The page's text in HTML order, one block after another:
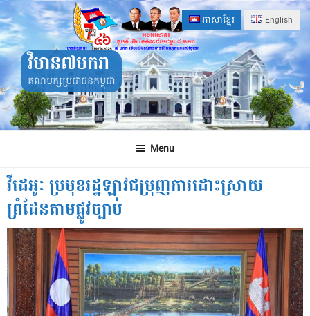
Skip
to
content
ភាសាខ្មែរ English
វិមាន៧មករា
គណបក្សប្រជាជនកម្ពុជា
Menu
វីដេអូៈ ប្រមុខរដ្ឋឡាវជម្រុញការដោះស្រាយ
ព្រំដែនតាមផ្លូវច្បាប់